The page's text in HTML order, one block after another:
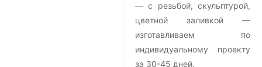
— с резьбой, скульптурой,
цветной заливкой —
изготавливаем по
индивидуальному проекту
за 30-45 дней.